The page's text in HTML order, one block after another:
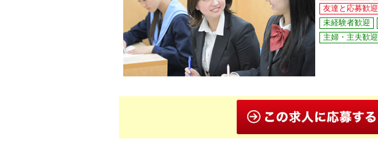
友達と応募歓迎
未経験者歓迎
主婦・主夫歓迎